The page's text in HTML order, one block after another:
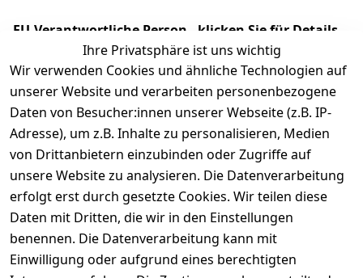
EU-Verantwortliche Person - klicken Sie für Details
Ihre Privatsphäre ist uns wichtig
Wir verwenden Cookies und ähnliche Technologien auf
unserer Website und verarbeiten personenbezogene
Daten von Besucher:innen unserer Webseite (z.B. IP-
Adresse), um z.B. Inhalte zu personalisieren, Medien
von Drittanbietern einzubinden oder Zugriffe auf
unsere Website zu analysieren. Die Datenverarbeitung
erfolgt erst durch gesetzte Cookies. Wir teilen diese
Daten mit Dritten, die wir in den Einstellungen
benennen. Die Datenverarbeitung kann mit
Einwilligung oder aufgrund eines berechtigten
RechtlichesServices
Registrieren